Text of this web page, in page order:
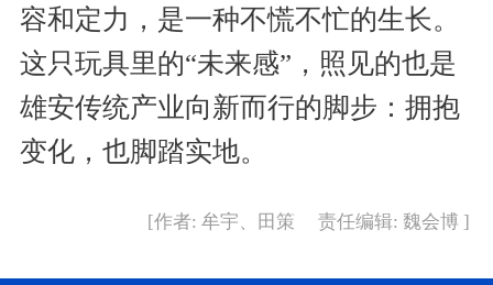
容和定力，是一种不慌不忙的生长。
这只玩具里的“未来感”，照见的也是
雄安传统产业向新而行的脚步：拥抱
变化，也脚踏实地。
[作者: 牟宇、田策 责任编辑: 魏会博 ]